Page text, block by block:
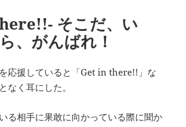
そこだ、い
、がんばれ！
応援していると「Get in there!! 」な
なく耳にした。
る相手に果敢に向かっている際に聞か